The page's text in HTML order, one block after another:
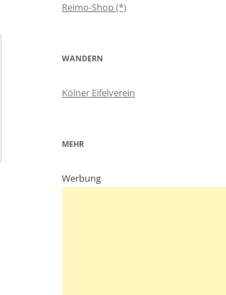
Reimo-Shop (*)
WANDERN
Kölner Eifelverein
MEHR
Werbung